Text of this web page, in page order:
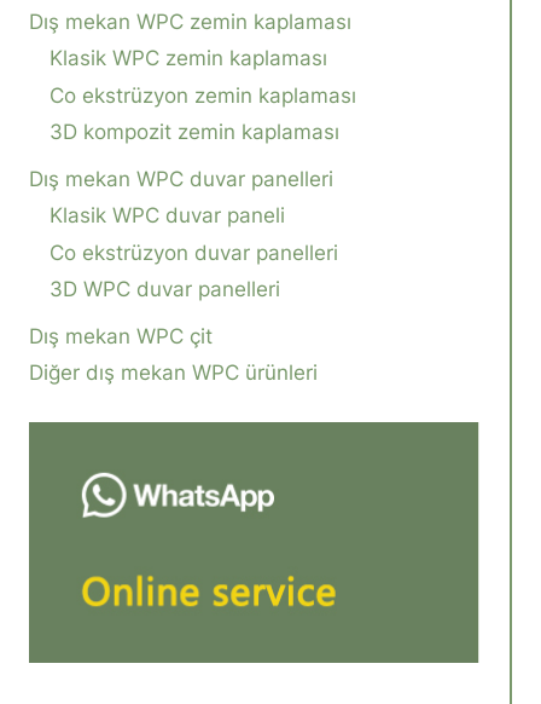
Dış mekan WPC zemin kaplaması
Klasik WPC zemin kaplaması
Co ekstrüzyon zemin kaplaması
3D kompozit zemin kaplaması
Dış mekan WPC duvar panelleri
Klasik WPC duvar paneli
Co ekstrüzyon duvar panelleri
3D WPC duvar panelleri
Dış mekan WPC çit
Diğer dış mekan WPC ürünleri